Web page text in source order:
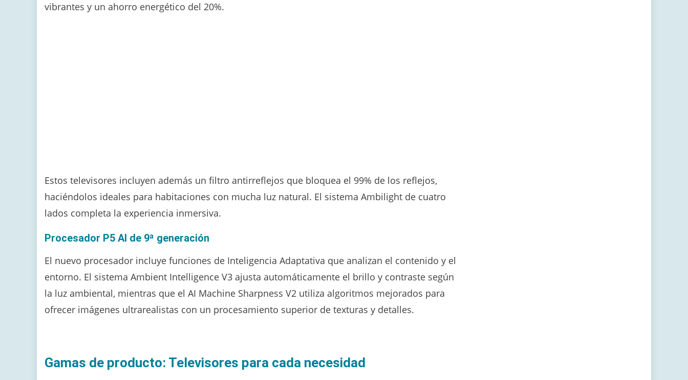
vibrantes y un ahorro energético del 20%.
Estos televisores incluyen además un filtro antirreflejos que bloquea el 99% de los reflejos,
haciéndolos ideales para habitaciones con mucha luz natural. El sistema Ambilight de cuatro
lados completa la experiencia inmersiva.
Procesador P5 AI de 9ª generación
El nuevo procesador incluye funciones de Inteligencia Adaptativa que analizan el contenido y el
entorno. El sistema Ambient Intelligence V3 ajusta automáticamente el brillo y contraste según
la luz ambiental, mientras que el AI Machine Sharpness V2 utiliza algoritmos mejorados para
ofrecer imágenes ultrarealistas con un procesamiento superior de texturas y detalles.
Gamas de producto: Televisores para cada necesidad